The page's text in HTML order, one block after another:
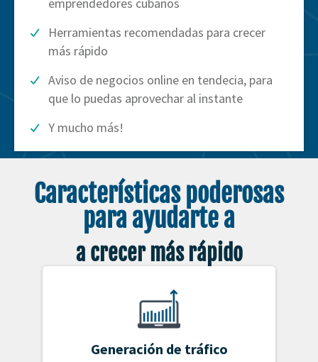
emprendedores cubanos
Herramientas recomendadas para crecer
más rápido
Aviso de negocios online en tendecia, para
que lo puedas aprovechar al instante
Y mucho más!
Características poderosas
para ayudarte a
a crecer más rápido
Generación de tráfico